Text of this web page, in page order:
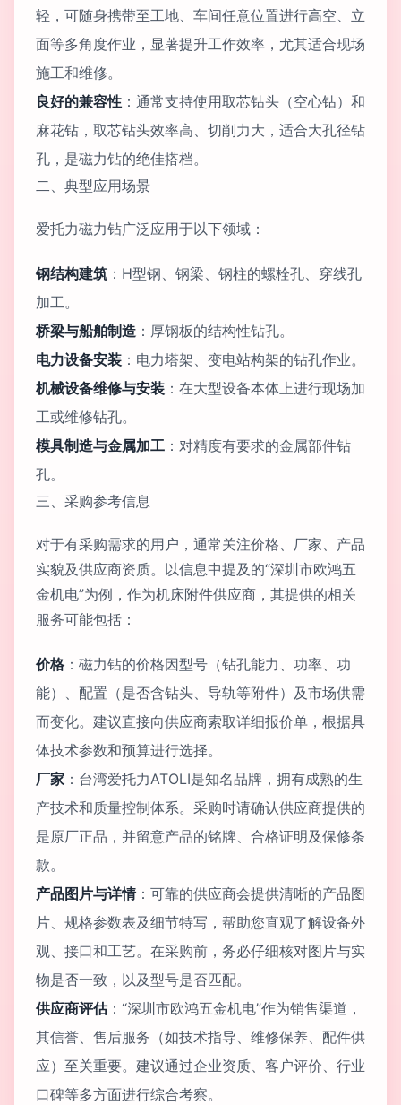
轻，可随身携带至工地、车间任意位置进行高空、立
面等多角度作业，显著提升工作效率，尤其适合现场
施工和维修。
良好的兼容性 ：通常支持使用取芯钻头（空心钻）和
麻花钻，取芯钻头效率高、切削力大，适合大孔径钻
孔，是磁力钻的绝佳搭档。
二、典型应用场景
爱托力磁力钻广泛应用于以下领域：
钢结构建筑 ：H型钢、钢梁、钢柱的螺栓孔、穿线孔
加工。
桥梁与船舶制造 ：厚钢板的结构性钻孔。
电力设备安装 ：电力塔架、变电站构架的钻孔作业。
机械设备维修与安装 ：在大型设备本体上进行现场加
工或维修钻孔。
模具制造与金属加工 ：对精度有要求的金属部件钻
孔。
三、采购参考信息
对于有采购需求的用户，通常关注价格、厂家、产品
实貌及供应商资质。以信息中提及的“深圳市欧鸿五
金机电”为例，作为机床附件供应商，其提供的相关
服务可能包括：
价格 ：磁力钻的价格因型号（钻孔能力、功率、功
能）、配置（是否含钻头、导轨等附件）及市场供需
而变化。建议直接向供应商索取详细报价单，根据具
体技术参数和预算进行选择。
厂家 ：台湾爱托力ATOLI是知名品牌，拥有成熟的生
产技术和质量控制体系。采购时请确认供应商提供的
是原厂正品，并留意产品的铭牌、合格证明及保修条
款。
产品图片与详情：可靠的供应商会提供清晰的产品图
片、规格参数表及细节特写，帮助您直观了解设备外
观、接口和工艺。在采购前，务必仔细核对图片与实
物是否一致，以及型号是否匹配。
供应商评估：“深圳市欧鸿五金机电”作为销售渠道，
其信誉、售后服务（如技术指导、维修保养、配件供
应）至关重要。建议通过企业资质、客户评价、行业
口碑等多方面进行综合考察。